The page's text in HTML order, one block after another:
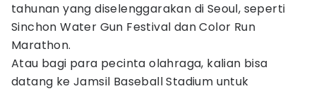
tahunan yang diselenggarakan di Seoul, seperti
Sinchon Water Gun Festival dan Color Run
Marathon.
Atau bagi para pecinta olahraga, kalian bisa
datang ke Jamsil Baseball Stadium untuk